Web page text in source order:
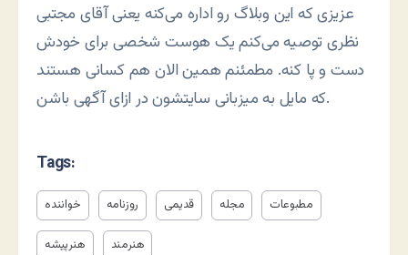
عزیزی که این وبلاگ رو اداره می‌کنه یعنی آقای مجتبی
نظری توصیه می‌کنم یک هوست شخصی برای خودش
دست و پا کنه. مطمئنم همین الان هم کسانی هستند
که مایل به میزبانی سایتشون در ازای آگهی باشن.
Tags:
خواننده روزنامه قدیمی مجله مطبوعات
هنرپیشه هنرمند